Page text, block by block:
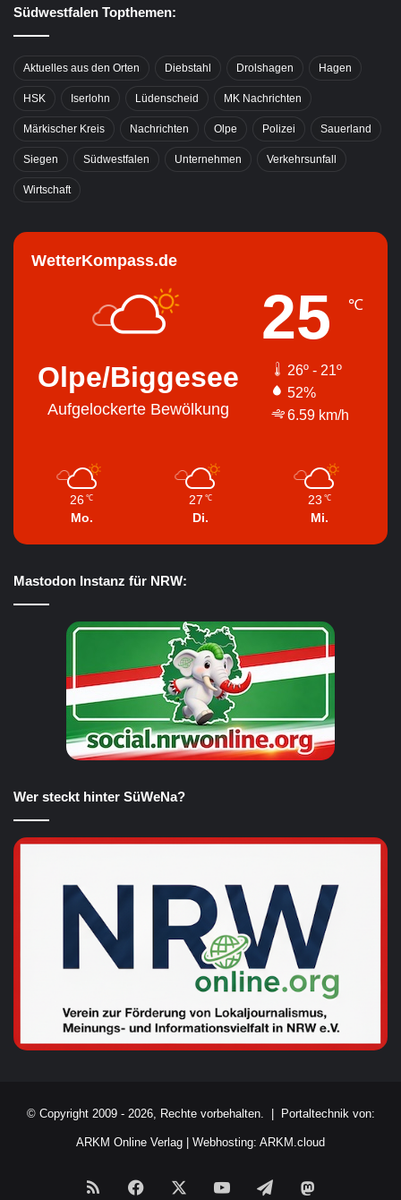
Südwestfalen Topthemen:
Aktuelles aus den Orten Diebstahl Drolshagen Hagen
HSK Iserlohn Lüdenscheid MK Nachrichten
Märkischer Kreis Nachrichten Olpe Polizei Sauerland
Siegen Südwestfalen Unternehmen Verkehrsunfall
Wirtschaft
WetterKompass.de
Olpe/Biggesee
Aufgelockerte Bewölkung
25 ℃
26º - 21º
52%
6.59 km/h
26 ℃
Mo.
27 ℃
Di.
23 ℃
Mi.
Mastodon Instanz für NRW:
Wer steckt hinter SüWeNa?
© Copyright 2009 - 2026, Rechte vorbehalten. | Portaltechnik von:
ARKM Online Verlag Webhosting: ARKM.cloud
RSS Facebook YouTubeTelegram